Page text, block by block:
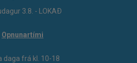
3.8. - LOKAÐ
Opnunartími
daga frá kl. 10-18